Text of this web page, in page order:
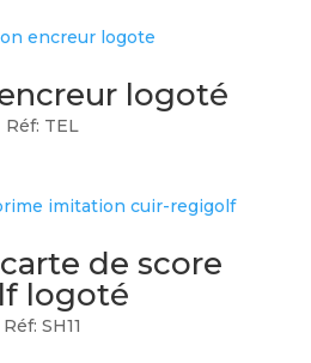
logoté
Réf: TEL
de score
logoté
Réf: SH11